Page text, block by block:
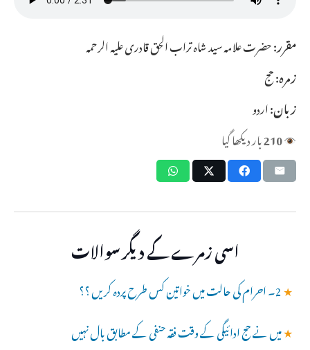
مقرر:حضرت علامہ سید شاہ تراب الحق قادری علیہ الرحمہ
زمرہ:حج
زبان:اردو
210بار دیکھا گیا
اسی زمرے کے دیگر سوالات
★2۔ احرام کی حالت میں خواتین کس طرح پردہ کریں ؟؟
★میں نے حج ادائیگی کے وقت فقہ حنفی کے مطابق بال نہیں